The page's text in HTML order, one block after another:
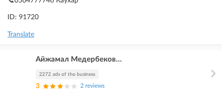
ID: 91720
Translate
Айжамал Медербеков...
2272 ads of the business
3 2 reviews